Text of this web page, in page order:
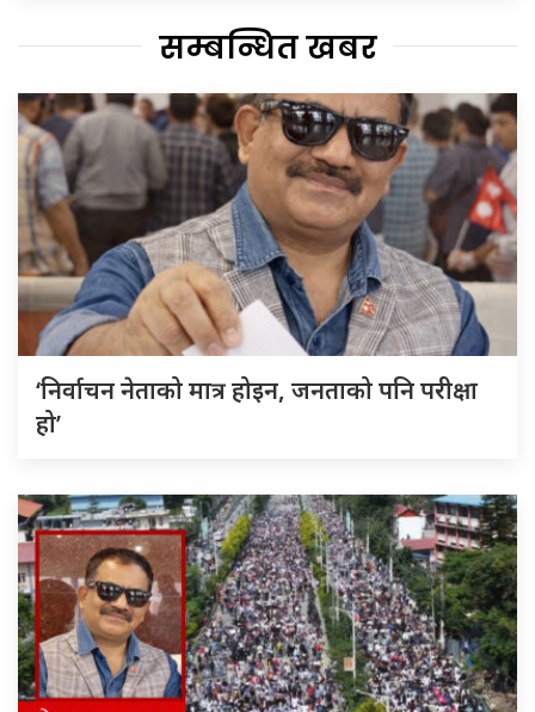
सम्बन्धित खबर
‘निर्वाचन नेताको मात्र होइन, जनताको पनि परीक्षा
हो’